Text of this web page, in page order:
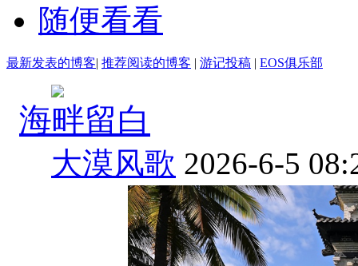
随便看看
最新发表的博客| 推荐阅读的博客 | 游记投稿 | EOS俱乐部
海畔留白
大漠风歌 2026-6-5